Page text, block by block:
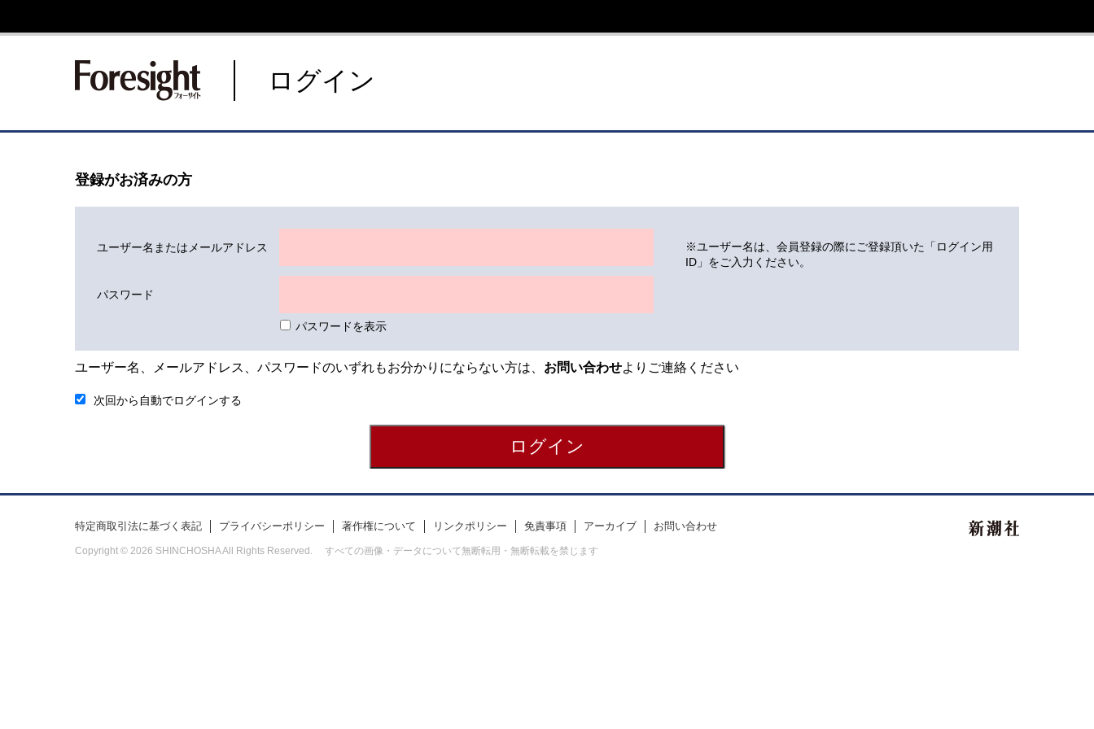
新潮社 Foresight フォーサイト
ログイン
登録がお済みの方
ユーザー名またはメールアドレス
パスワード
パスワードを表示
※ユーザー名は、会員登録の際にご登録頂いた「ログイン用
ID」をご入力ください。
ユーザー名、メールアドレス、パスワードのいずれもお分かりにならない方は、 お問い合わせよりご連絡ください
次回から自動でログインする
特定商取引法に基づく表記 プライバシーポリシー 著作権について リンクポリシー 免責事項 アーカイブ お問い合わせ
Copyright © 2026 SHINCHOSHA All Rights Reserved. すべての画像・データについて無断転用・無断転載を禁じます